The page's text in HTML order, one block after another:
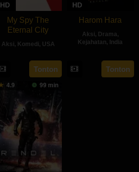
HD
My Spy The
Eternal City
Aksi, Komedi, USA
18
Jul
2024
Peter
Segal
Tonton
HD
Harom Hara
Aksi, Drama,
Kejahatan, India
14
Jun
2024
Dwaraka
Tonton
4.9 99 min